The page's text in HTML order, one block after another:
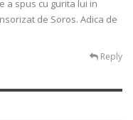
a spus cu gurita lui in
de Soros. Adica de
Reply